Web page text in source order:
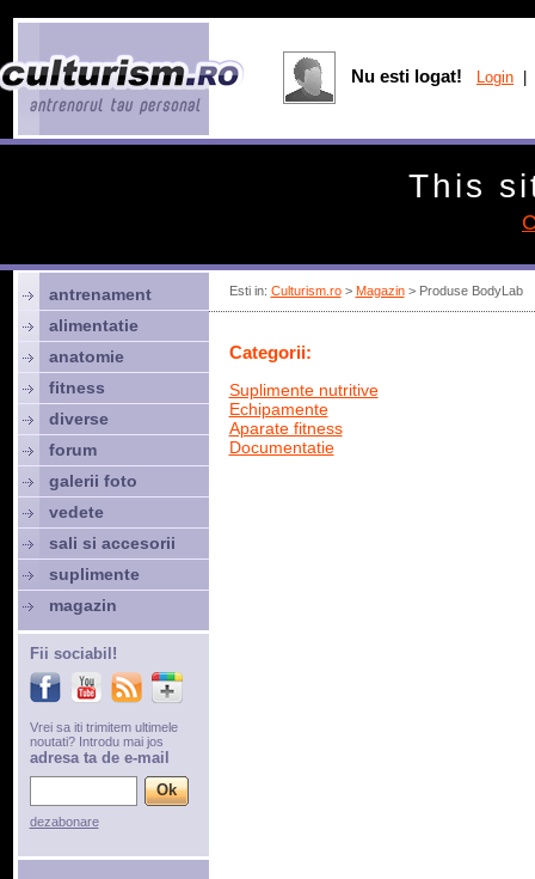
Esti in: Culturism.ro> Magazin> Produse BodyLab
Categorii:
Suplimente nutritive
Echipamente
Aparate fitness
Documentatie
antrenament
alimentatie
anatomie
fitness
diverse
forum
galerii foto
vedete
sali si accesorii
suplimente
magazin
Fii sociabil!
Vrei sa iti trimitem ultimele
noutati? Introdu mai jos
adresa ta de e-mail
dezabonare
Nu esti logat! Login
This